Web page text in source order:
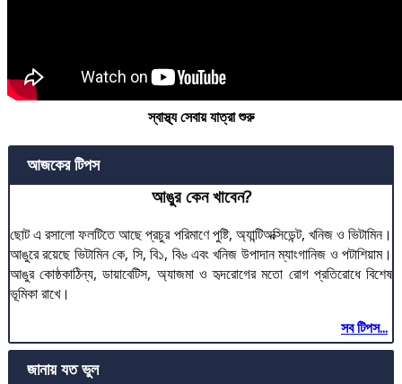
স্বাস্থ্য সেবায় যাত্রা শুরু
আজকের টিপস
আঙুর কেন খাবেন?
ছোট এ রসালো ফলটিতে আছে প্রচুর পরিমাণে পুষ্টি, অ্যান্টিঅক্সিডেন্ট, খনিজ ও ভিটামিন।
আঙুরে রয়েছে ভিটামিন কে, সি, বি১, বি৬ এবং খনিজ উপাদান ম্যাংগানিজ ও পটাশিয়াম।
আঙুর কোষ্ঠকাঠিন্য, ডায়াবেটিস, অ্যাজমা ও হৃদরোগের মতো রোগ প্রতিরোধে বিশেষ
ভূমিকা রাখে।
সব টিপস...
জানায় যত ভুল